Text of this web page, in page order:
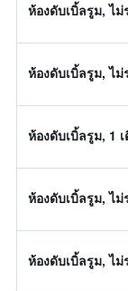
ห้องดับเบิ้ลรูม, ไม่
ห้องดับเบิ้ลรูม, ไม่
ห้องดับเบิ้ลรูม, 1
ห้องดับเบิ้ลรูม, ไม่
ห้องดับเบิ้ลรูม, ไม่